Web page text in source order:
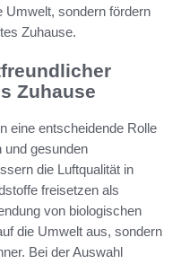
Umwelt, sondern fördern
Zuhause.
Zuhause
eine entscheidende Rolle
und gesunden
die Luftqualität in
freisetzen als
von biologischen
die Umwelt aus, sondern
Bei der Auswahl